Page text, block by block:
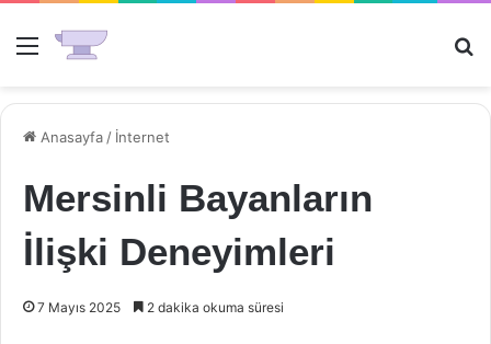
Menü
Anasayfa / İnternet
Mersinli Bayanların
İlişki Deneyimleri
7 Mayıs 2025 2 dakika okuma süresi